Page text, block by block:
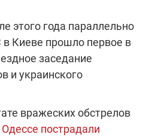
этого года параллельно
Киеве прошло первое в
заседание
и украинского
вражеских обстрелов
Одессе пострадали